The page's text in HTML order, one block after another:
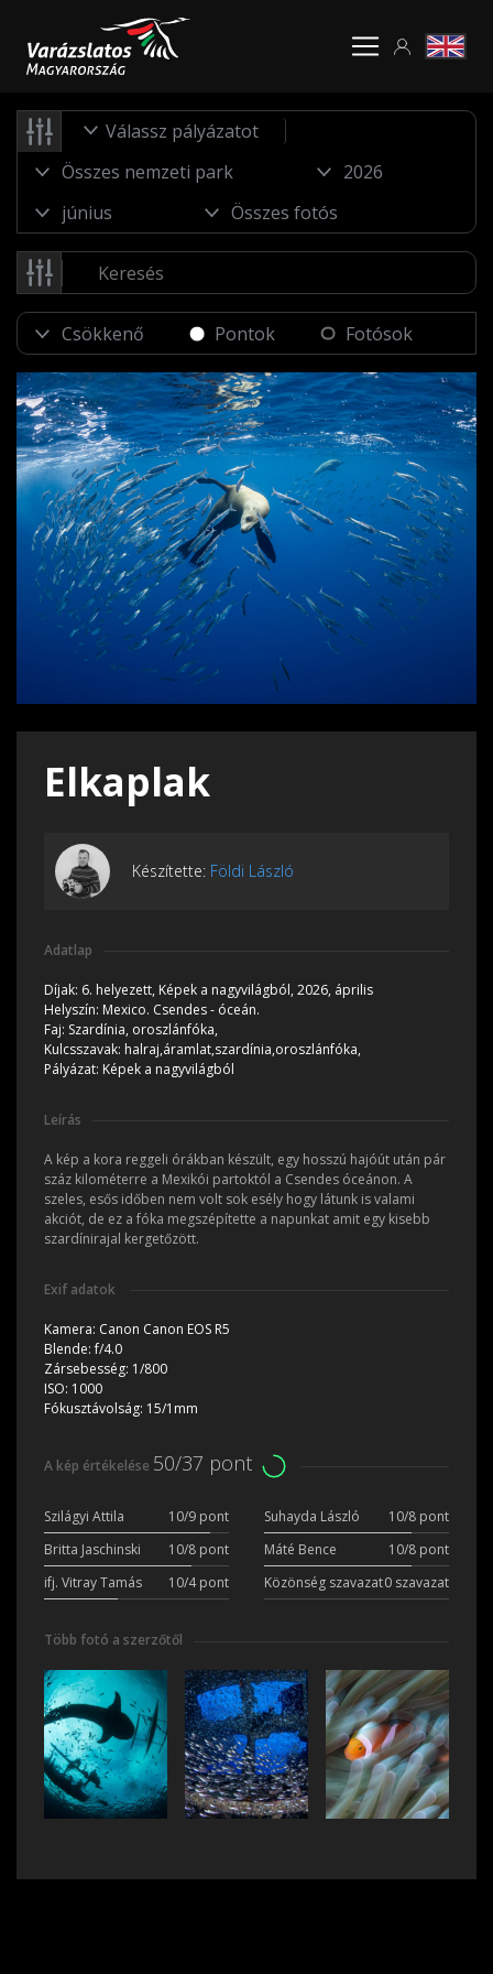
Válassz pályázatot
Pontok Fotósok
Elkaplak
Készítette: Földi László
Adatlap
Díjak: 6. helyezett, Képek a nagyvilágból, 2026, április
Helyszín: Mexico. Csendes - óceán.
Faj: Szardínia, oroszlánfóka,
Kulcsszavak: halraj,áramlat,szardínia,oroszlánfóka,
Pályázat: Képek a nagyvilágból
Leírás
A kép a kora reggeli órákban készült, egy hosszú hajóút után pár
száz kilométerre a Mexikói partoktól a Csendes óceánon. A
szeles, esős időben nem volt sok esély hogy látunk is valami
akciót, de ez a fóka megszépítette a napunkat amit egy kisebb
szardínirajal kergetőzött.
Exif adatok
Kamera: Canon Canon EOS R5
Blende:f/4.0
Zársebesség: 1/800
ISO: 1000
Fókusztávolság: 15/1mm
A kép értékelése 50/37 pont
Szilágyi Attila 10/9 pont Suhayda László
10/8 pont
Britta Jaschinski
10/8 pont Máté Bence
10/8 pont
ifj. Vitray Tamás
10/4 pont Közönség szavazat0 szavazat
Több fotó a szerzőtől